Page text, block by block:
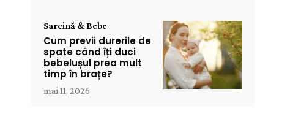
Sarcină & Bebe
Cum previi durerile de
spate când îți duci
bebelușul prea mult
timp în brațe?
mai 11, 2026